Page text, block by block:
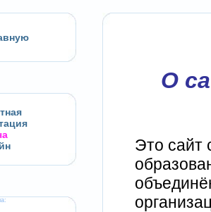
О
Это сайт